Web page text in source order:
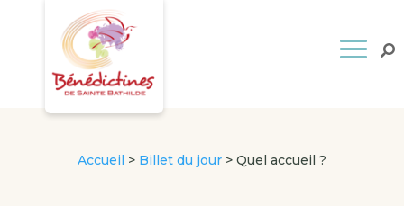
Accueil > Billet du jour> Quel accueil ?